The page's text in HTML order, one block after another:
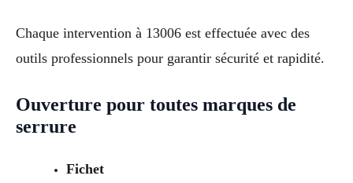
Chaque intervention à 13006 est effectuée avec des
outils professionnels pour garantir sécurité et rapidité.
Ouverture pour toutes marques de
serrure
Fichet